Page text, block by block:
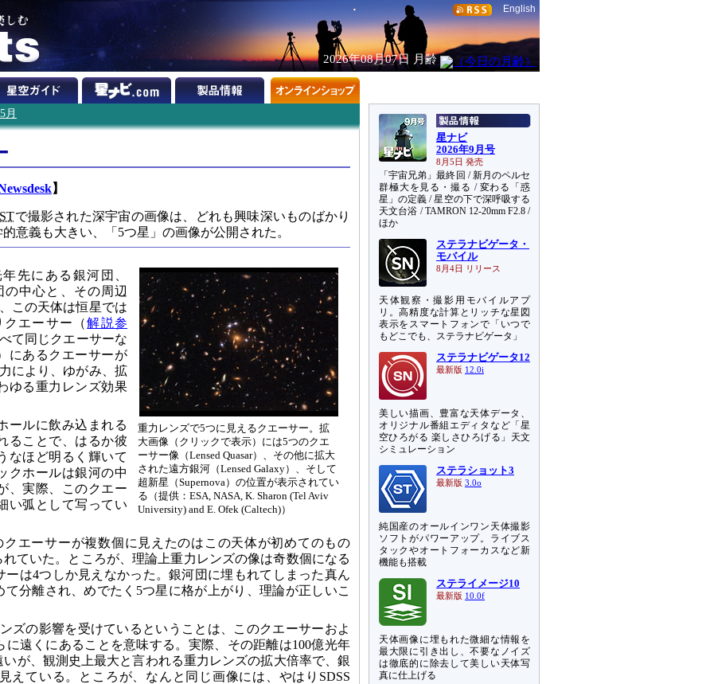
English
2026年08月07日 月齢
月
】
で撮影された深宇宙の画像は、どれも興味深いものばかり
意義も大きい、「5つ星」の画像が公開された。
重力レンズで5つに見えるクエーサー。拡
大画像（クリックで表示）には5つのクエ
ーサー像（Lensed Quasar）、その他に拡大
された遠方銀河（Lensed Galaxy）、そして
超新星（Supernova）の位置が表示されてい
る（提供：ESA, NASA, K. Sharon (Tel Aviv
University) and E. Ofek (Caltech)）
先にある銀河団、
の中心と、その周辺
この天体は恒星では
クエーサー（解説参
て同じクエーサーな
にあるクエーサーが
により、ゆがみ、拡
ゆる重力レンズ効果
ールに飲み込まれる
ることで、はるか彼
なほど明るく輝いて
クホールは銀河の中
、実際、このクエー
い弧として写ってい
エーサーが複数個に見えたのはこの天体が初めてのもの
ていた。ところが、理論上重力レンズの像は奇数個になる
は4つしか見えなかった。銀河団に埋もれてしまった真ん
て分離され、めでたく5つ星に格が上がり、理論が正しいこ
ンズの影響を受けているということは、このクエーサーおよ
遠くにあることを意味する。実際、その距離は100億光年
が、観測史上最大と言われる重力レンズの拡大倍率で、銀
えている。ところが、なんと同じ画像には、やはりSDSS
星ナビ
2026年9月号
8月5日 発売
「宇宙兄弟」最終回 / 新月のペルセ
群極大を見る・撮る / 変わる「惑
星」の定義 / 星空の下で深呼吸する
天文台浴 / TAMRON 12-20mm F2.8 /
ほか
ステラナビゲータ・
モバイル
8月4日 リリース
天体観察・撮影用モバイルアプ
リ。高精度な計算とリッチな星図
表示をスマートフォンで「いつで
もどこでも、ステラナビゲータ」
ステラナビゲータ12
最新版 12.0i
美しい描画、豊富な天体データ、
オリジナル番組エディタなど「星
空ひろがる 楽しさひろげる」天文
シミュレーション
ステラショット3
最新版 3.0o
純国産のオールインワン天体撮影
ソフトがパワーアップ。ライブス
タックやオートフォーカスなど新
機能も搭載
ステライメージ10
最新版 10.0f
天体画像に埋もれた微細な情報を
最大限に引き出し、不要なノイズ
は徹底的に除去して美しい天体写
真に仕上げる